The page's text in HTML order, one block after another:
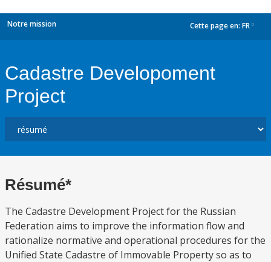
Notre mission Cette page en: FR
Cadastre Developoment
Project
Résumé*
The Cadastre Development Project for the Russian
Federation aims to improve the information flow and
rationalize normative and operational procedures for the
Unified State Cadastre of Immovable Property so as to